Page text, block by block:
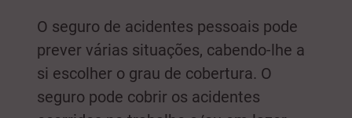
O seguro de acidentes pessoais pode
prever várias situações, cabendo-lhe a
si escolher o grau de cobertura. O
seguro pode cobrir os acidentes